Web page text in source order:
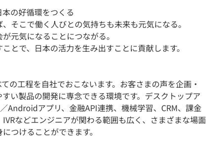
の好循環をつくる
そこで働く人びとの気持ちも未来も元気になる。
元気になることにつながる。
とで、日本の活力を生み出すことに貢献します。
の工程を自社でおこないます。お客さまの声を企画・
い製品の開発に専念できる環境です。デスクトップア
Androidアプリ、金融API連携、機械学習、CRM、課金
などエンジニアが関わる範囲も広く、さまざまな場面
つけることができます。